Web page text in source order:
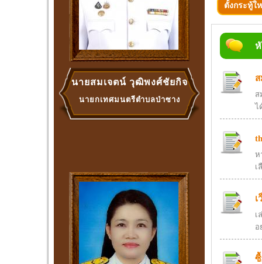
นายสมเจตน์ วุฒิพงศ์ชัยกิจ
นายกเทศมนตรีตำบลป่าซาง
ตั้งกระทู้ใ
ส
ไ
ห
เ
เ
อ
ซื้